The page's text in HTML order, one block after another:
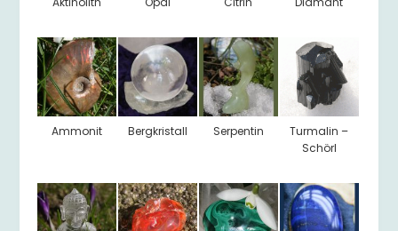
Ammonit Bergkristall Serpentin
Turmalin –
Schörl